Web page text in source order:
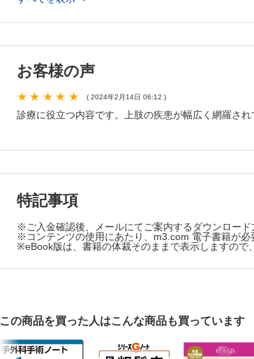
投球骨折・上腕骨骨幹部疲労骨折 （木村洋朗）
上腕二頭筋長頭腱障害 （新井隆三）
2章 スポーツによる肘・前腕の外傷・障害
尺骨神経障害 （西浦康正）
成長期の野球肘 （山崎哲也）
成人期の野球肘 （山崎哲也）
肘関節内側側副帯損傷 （高橋 啓，古島弘三）
肘関節脱臼 （楢﨑慎二，今谷潤也，森谷史朗）
前腕骨骨幹部骨折 （松浦佑介）
橈骨遠位端骨折 （松浦佑介）
3章 スポーツによる手関節・手の外傷・障害
Kienbock病（月状骨軟化症） （建部将広）
TFCC（三角線維軟骨複合体）損傷 （中村俊康）
尺骨突き上げ症候群 （中村俊康）
お客様の声
( 2024年2月14日 06:12 )
診療に役立つ内容です。上肢の疾患が幅広く網羅さ
特記事項
※ご入金確認後、メールにてご案内するダウンロー
※コンテンツの使用にあたり、m3.com 電子書籍が必
※eBook版は、書籍の体裁そのままで表示しますので
この商品を買った人はこんな商品も買っています